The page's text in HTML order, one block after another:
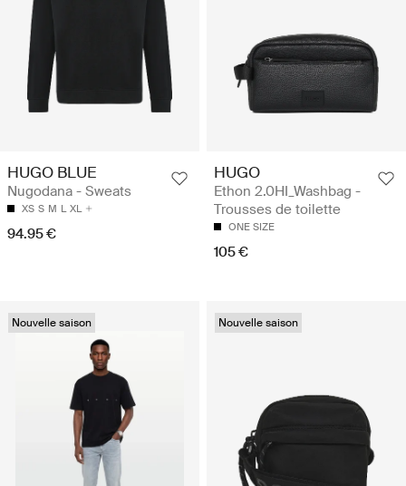
HUGO BLUE
Nugodana - Sweats
XS S M L XL
94.95 €
HUGO
Ethon 2.0HI_Washbag -
Trousses de toilette
ONE SIZE
105 €
Nouvelle saison Nouvelle saison